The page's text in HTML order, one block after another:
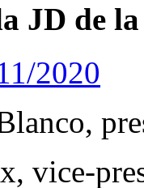
JD de
2020
vice-